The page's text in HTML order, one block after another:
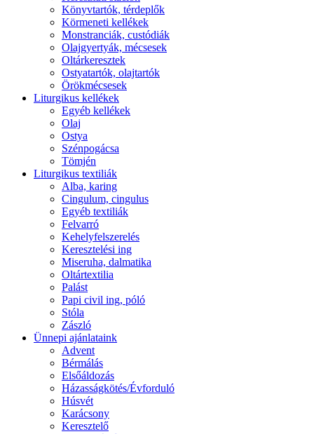
Könyvtartók, térdeplők
Körmeneti kellékek
Monstranciák, custódiák
Olajgyertyák, mécsesek
Oltárkeresztek
Ostyatartók, olajtartók
Örökmécsesek
Liturgikus kellékek
Egyéb kellékek
Olaj
Ostya
Szénpogácsa
Tömjén
Liturgikus textiliák
Alba, karing
Cingulum, cingulus
Egyéb textiliák
Felvarró
Kehelyfelszerelés
Keresztelési ing
Miseruha, dalmatika
Oltártextilia
Palást
Papi civil ing, póló
Stóla
Zászló
Ünnepi ajánlataink
Advent
Bérmálás
Elsőáldozás
Házasságkötés/Évforduló
Húsvét
Karácsony
Keresztelő